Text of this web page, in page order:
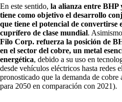
En este sentido, la alianza entre
tiene como objetivo el desarrollo
que tiene el potencial de convertirse
cuprífero de clase mundial.
Filo Corp. refuerza la posición de
en el sector del cobre, un metal
energética, debido a su uso en
desde vehículos eléctricos hasta redes
pronosticado que la demanda de cobre
para 2050 en comparación con 2021).